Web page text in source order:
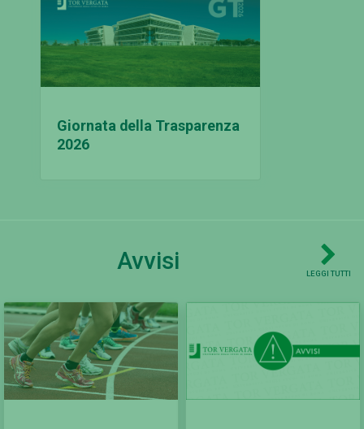
Giornata della Trasparenza
2026
Avvisi LEGGI TUTTI